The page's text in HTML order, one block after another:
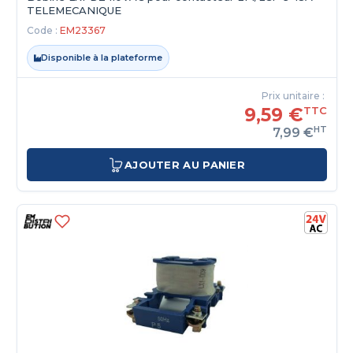
TELEMECANIQUE
Code : EM23367
Disponible à la plateforme
Prix unitaire :
9,59 €TTC
7,99 €HT
AJOUTER AU PANIER